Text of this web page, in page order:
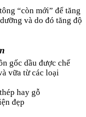
“còn mới” để tăng
và do đó tăng độ
gốc dầu được chế
vữa từ các loại
hay gỗ
đẹp